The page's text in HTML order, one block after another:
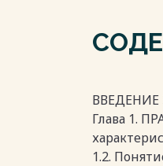
ВВЕДЕНИЕ
Глава 1.
1.2.